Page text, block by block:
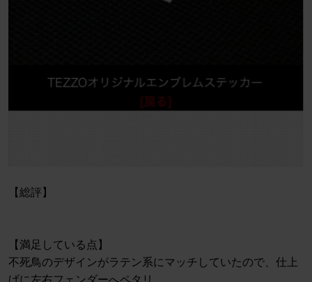
【総評】
【満足している点】
不死鳥のデザインがラテン系にマッチしていたので、仕上